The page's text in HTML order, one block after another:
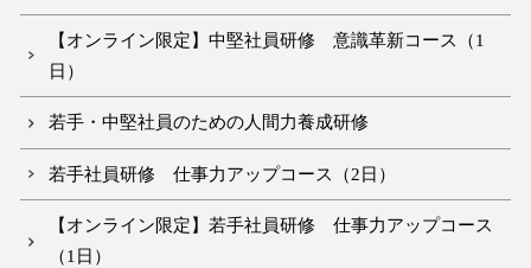
【オンライン限定】中堅社員研修 意識革新コース（1
日）
若手・中堅社員のための人間力養成研修
若手社員研修 仕事力アップコース（2日）
【オンライン限定】若手社員研修 仕事力アップコース
（1日）